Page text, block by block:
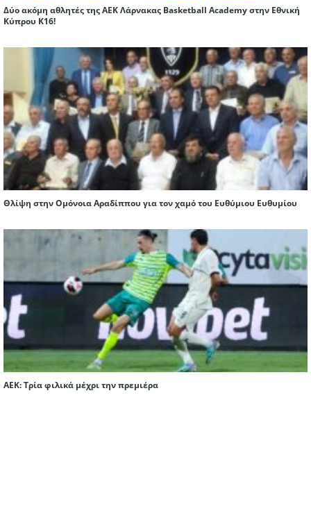
Δύο ακόμη αθλητές της ΑΕΚ Λάρνακας Basketball Academy στην Εθνική
Κύπρου Κ16!
Θλίψη στην Ομόνοια Αραδίππου για τον χαμό του Ευθύμιου Ευθυμίου
ΑΕΚ: Τρία φιλικά μέχρι την πρεμιέρα